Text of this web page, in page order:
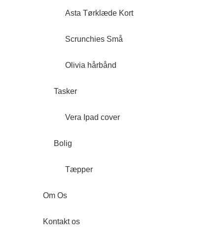
Asta Tørklæde Kort
Scrunchies Små
Olivia hårbånd
Tasker
Vera Ipad cover
Bolig
Tæpper
Om Os
Kontakt os